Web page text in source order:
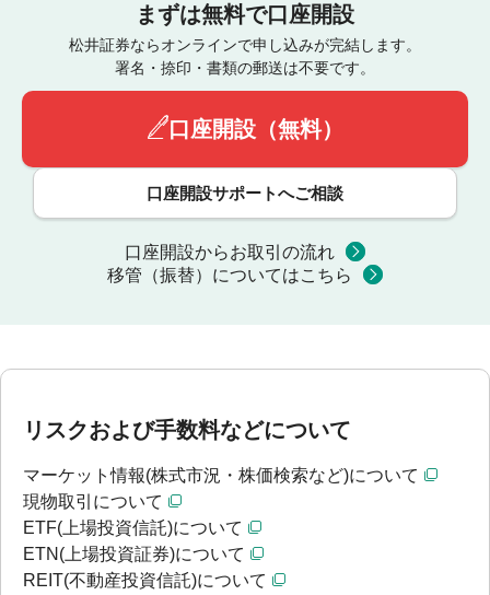
まずは無料で口座開設
松井証券ならオンラインで申し込みが完結します。
署名・捺印・書類の郵送は不要です。
口座開設（無料）
口座開設サポートへご相談
口座開設からお取引の流れ
移管（振替）についてはこちら
リスクおよび手数料などについて
マーケット情報(株式市況・株価検索など)について
現物取引について
ETF(上場投資信託)について
ETN(上場投資証券)について
REIT(不動産投資信託)について